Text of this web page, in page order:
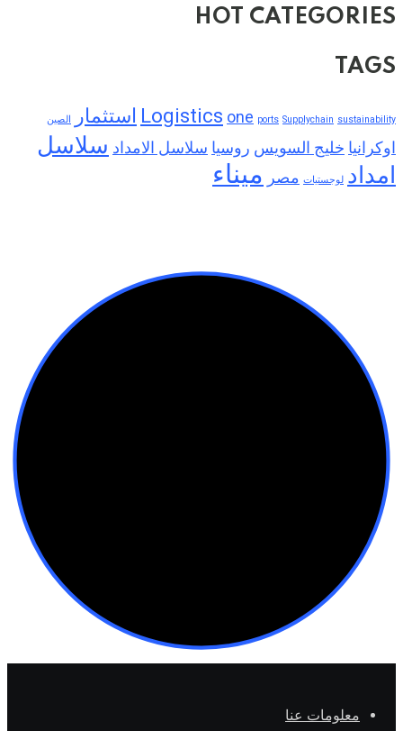
HOT CATEGORIES
TAGS
Logistics one ports Supplychain sustainability استثمار الصين
اوكرانيا خليج السويس روسيا سلاسل الامداد سلاسل
امداد لوجستيات مصر ميناء
معلومات عنا